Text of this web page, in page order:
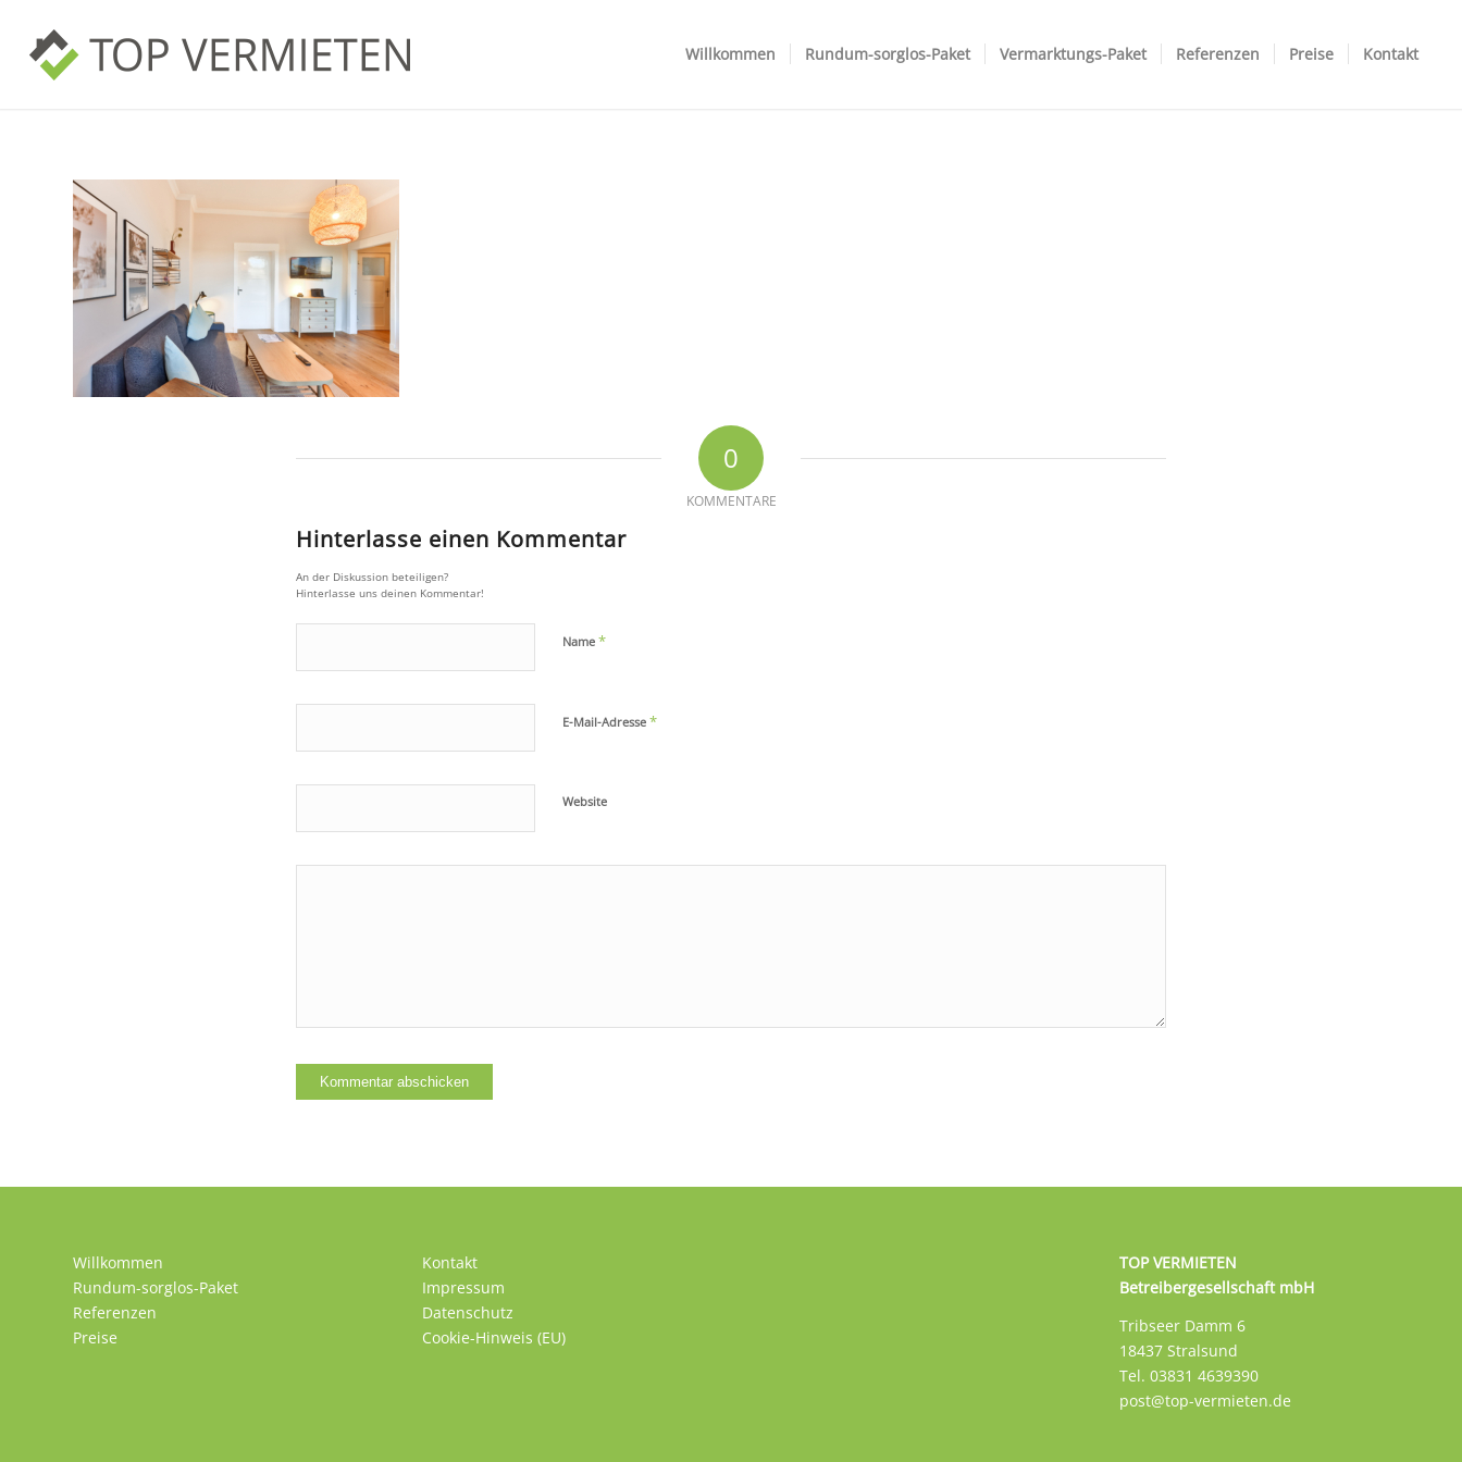
Willkommen Rundum-sorglos-Paket Vermarktungs-Paket Referenzen Preise Kontakt
0
KOMMENTARE
Hinterlasse einen Kommentar
An der Diskussion beteiligen?
Hinterlasse uns deinen Kommentar!
Name *
E-Mail-Adresse *
Website
Willkommen
Rundum-sorglos-Paket
Referenzen
Preise
Kontakt
Impressum
Datenschutz
Cookie-Hinweis (EU)
TOP VERMIETEN
Betreibergesellschaft mbH
Tribseer Damm 6
18437 Stralsund
Tel. 03831 4639390
post@top-vermieten.de